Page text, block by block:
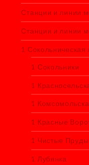
Станции и линии
Станции и линии
1 Сокольническая
1 Сокольники
1
1
1 Красные
1 Чистые Пруды
1 Лубянка